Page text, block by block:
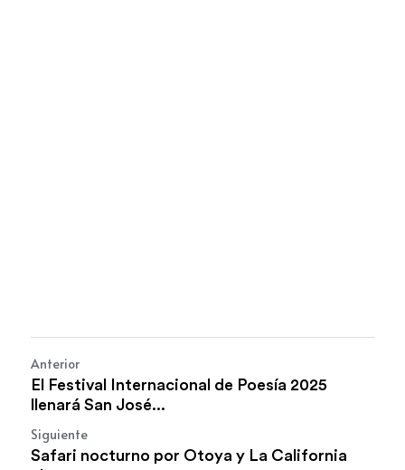
Anterior
El Festival Internacional de Poesía 2025
llenará San José...
Siguiente
Safari nocturno por Otoya y La California